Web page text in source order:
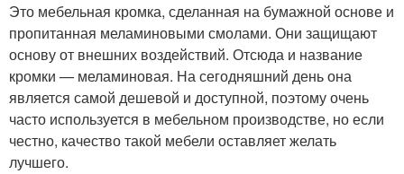
Это мебельная кромка, сделанная на бумажной основе и
пропитанная меламиновыми смолами. Они защищают
основу от внешних воздействий. Отсюда и название
кромки — меламиновая. На сегодняшний день она
является самой дешевой и доступной, поэтому очень
часто используется в мебельном производстве, но если
честно, качество такой мебели оставляет желать
лучшего.